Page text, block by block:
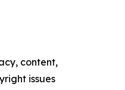
content,
issues